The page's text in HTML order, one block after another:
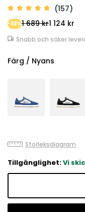
(157)
1 124 kr
-33%1 689 kr
Snabb och säker
Färg / Nyans
Storleksdiagram
Tillgänglighet:Vi